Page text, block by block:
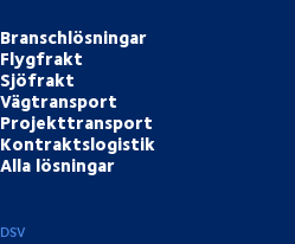
Branschlösningar
Flygfrakt
Sjöfrakt
Vägtransport
Projekttransport
Kontraktslogistik
Alla lösningar
DSV